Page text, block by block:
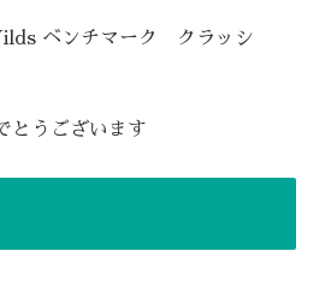
ベンチマーク クラッシ
とうございます